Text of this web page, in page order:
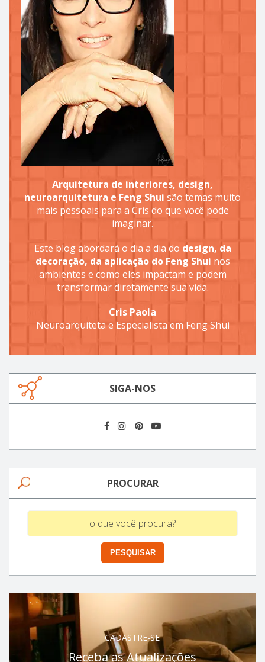
Arquitetura de interiores, design,
neuroarquitetura e Feng Shui são temas muito
mais pessoais para a Cris do que você pode
imaginar.
Este blog abordará o dia a dia do design, da
decoração, da aplicação do Feng Shui nos
ambientes e como eles impactam e podem
transformar diretamente sua vida.
Cris Paola
Neuroarquiteta e Especialista em Feng Shui
SIGA-NOS
PROCURAR
CADASTRE-SE
Receba as Atualizações